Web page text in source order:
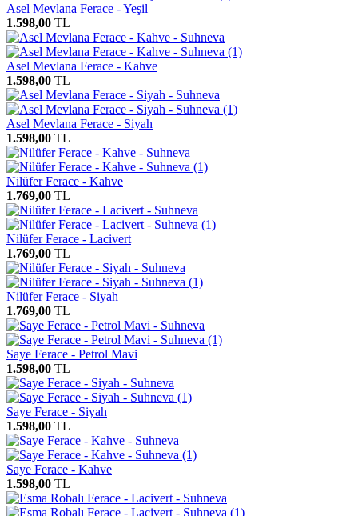
Asel Mevlana Ferace - Yeşil
1.598,00 TL
Asel Mevlana Ferace - Kahve
1.598,00 TL
Asel Mevlana Ferace - Siyah
1.598,00 TL
Nilüfer Ferace - Kahve
1.769,00 TL
Nilüfer Ferace - Lacivert
1.769,00 TL
Nilüfer Ferace - Siyah
1.769,00 TL
Saye Ferace - Petrol Mavi
1.598,00 TL
Saye Ferace - Siyah
1.598,00 TL
Saye Ferace - Kahve
1.598,00 TL